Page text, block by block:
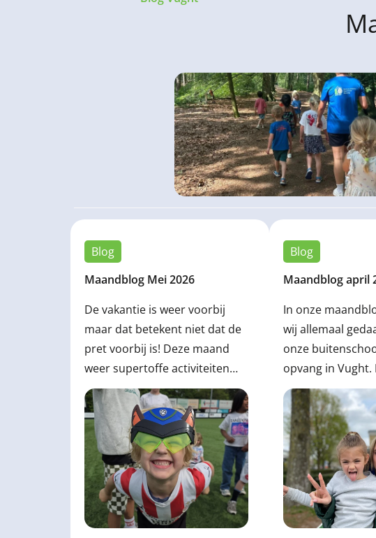
Blog
Maandblog Mei 2026
De vakantie is weer voorbij
maar dat betekent niet dat de
pret voorbij is! Deze maand
weer supertoffe activiteiten
gedaan, lees snel verder!
Blog
Maandblog april
In onze
wij allemaal
onze
opvang in Vught.
april hebben we
volgende
Reeks ouder-
laser gamen,
en nog veel meer!